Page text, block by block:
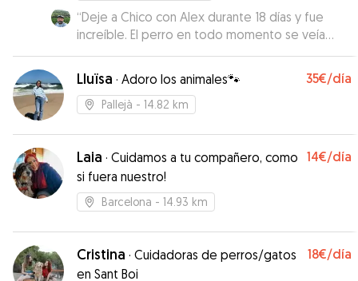
“Deje a Chico con Alex durante 18 días y fue
increíble. El perro en todo momento se veía
contento, activo y muy integrado con el resto
de perros y Alex me tenía al tanto
constantemente enviándome fotos y vídeos. El
trato es súper individualizado y Alex les procura
zona. Repetiré seguro porque me da confianza
y veo que Chico está feliz quedándose con
Alex.”
Lluïsa · Adoro los animales🐾 35€/día
Pallejà - 14.82 km
Laia · Cuidamos a tu compañero, como
si fuera nuestro!
14€/día
Barcelona - 14.93 km
Cristina · Cuidadoras de perros/gatos
en Sant Boi
18€/día